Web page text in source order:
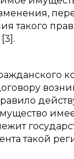
такого
такой